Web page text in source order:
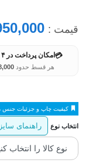
قیمت :
💳 امکان پرداخت در ۴ قسط با دیجی‌پی
هر قسط حدود
کیفیت چاپ و جزئیات
انتخاب نوع راهنمای